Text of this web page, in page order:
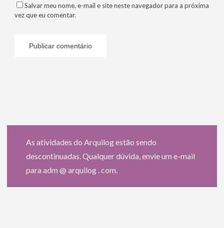
Salvar meu nome, e-mail e site neste navegador para a próxima
vez que eu comentar.
As atividades do Arquilog estão sendo
descontinuadas. Qualquer dúvida, envie um e-mail
para adm @ arquilog . com.